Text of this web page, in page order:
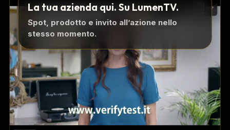
La tua azienda qui. Su LumenTV.
Spot, prodotto e invito all’azione nello
stesso momento.